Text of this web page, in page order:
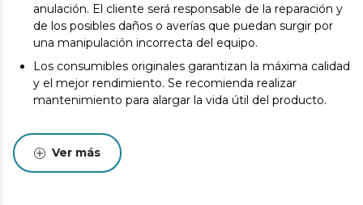
anulación. El cliente será responsable de la reparación y
de los posibles daños o averías que puedan surgir por
una manipulación incorrecta del equipo.
Los consumibles originales garantizan la máxima calidad
y el mejor rendimiento. Se recomienda realizar
mantenimiento para alargar la vida útil del producto.
Ver más